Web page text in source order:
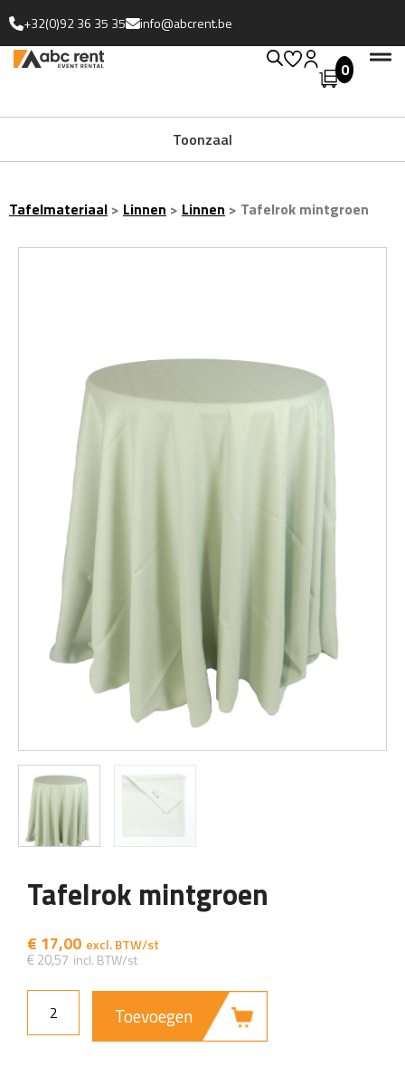
+32(0)92 36 35 35 info@abcrent.be
0
Uitgebreide collectie
Tafelmateriaal > Linnen > Linnen > Tafelrok mintgroen
Tafelrok mintgroen
€ 17,00
€ 20,57
Toevoegen